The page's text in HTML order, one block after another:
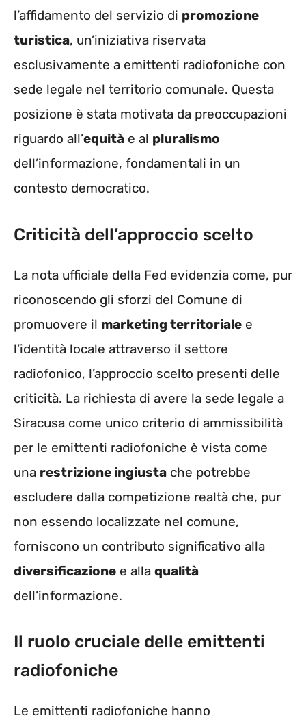
l’affidamento del servizio di promozione
turistica, un’iniziativa riservata
esclusivamente a emittenti radiofoniche con
sede legale nel territorio comunale. Questa
posizione è stata motivata da preoccupazioni
riguardo all’equità e al pluralismo
dell’informazione, fondamentali in un
contesto democratico.
Criticità dell’approccio scelto
La nota ufficiale della Fed evidenzia come, pur
riconoscendo gli sforzi del Comune di
promuovere il marketing territoriale e
l’identità locale attraverso il settore
radiofonico, l’approccio scelto presenti delle
criticità. La richiesta di avere la sede legale a
Siracusa come unico criterio di ammissibilità
per le emittenti radiofoniche è vista come
una restrizione ingiusta che potrebbe
escludere dalla competizione realtà che, pur
non essendo localizzate nel comune,
forniscono un contributo significativo alla
diversificazione e alla qualità
dell’informazione.
Il ruolo cruciale delle emittenti
radiofoniche
Le emittenti radiofoniche hanno